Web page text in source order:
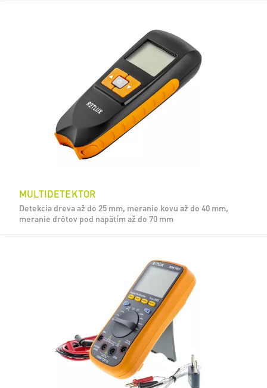
MULTIDETEKTOR
Detekcia dreva až do 25 mm, meranie kovu až do 40 mm,
meranie drôtov pod napätím až do 70 mm